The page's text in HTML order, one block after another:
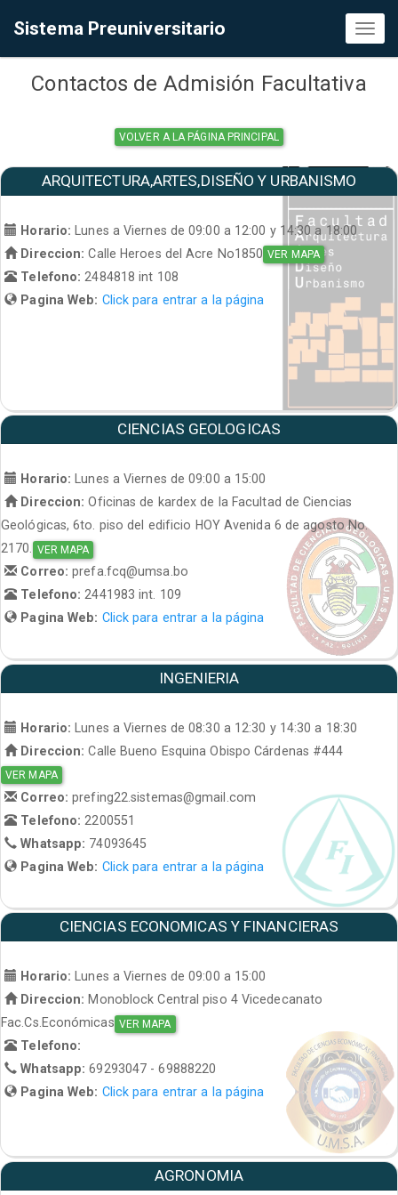
Sistema Preuniversitario
Contactos de Admisión Facultativa
VOLVER A LA PÁGINA PRINCIPAL
ARQUITECTURA,ARTES,DISEÑO Y URBANISMO
Horario:
Lunes a Viernes de 09:00 a 12:00 y 14:30 a 18:00
Direccion: Calle Heroes del Acre No1850 VER MAPA
Telefono: 2484818 int 108
Pagina Web: Click para entrar a la página
CIENCIAS GEOLOGICAS
Horario: Lunes a Viernes de 09:00 a 15:00
Direccion: Oficinas de kardex de la Facultad de Ciencias
Geológicas, 6to. piso del edificio HOY Avenida 6 de agosto No.
2170. VER MAPA
Correo:prefa.fcq@umsa.bo
Telefono:2441983 int. 109
Pagina Web: Click para entrar a la página
INGENIERIA
Horario:
Lunes a Viernes de 08:30 a 12:30 y 14:30 a 18:30
Direccion: Calle Bueno Esquina Obispo Cárdenas #444
VER MAPA
Correo:prefing22.sistemas@gmail.com
Telefono: 2200551
Whatsapp: 74093645
Pagina Web: Click para entrar a la página
CIENCIAS ECONOMICAS Y FINANCIERAS
Horario: Lunes a Viernes de 09:00 a 15:00
Direccion: Monoblock Central piso 4 Vicedecanato
Fac.Cs.Económicas VER MAPA
Telefono:
Whatsapp:69293047 - 69888220
Pagina Web: Click para entrar a la página
AGRONOMIA